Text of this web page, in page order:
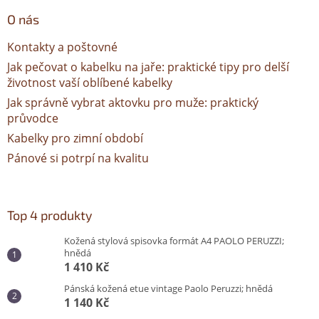
u
O nás
Kontakty a poštovné
Jak pečovat o kabelku na jaře: praktické tipy pro delší
životnost vaší oblíbené kabelky
Jak správně vybrat aktovku pro muže: praktický
průvodce
Kabelky pro zimní období
Pánové si potrpí na kvalitu
Top 4 produkty
Kožená stylová spisovka formát A4 PAOLO PERUZZI;
hnědá
1 410 Kč
Pánská kožená etue vintage Paolo Peruzzi; hnědá
1 140 Kč